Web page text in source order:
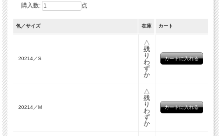
購入数: 点
色／サイズ 在庫 カート
20214／S
△
残
り
わ
ず
か
20214／M
△
残
り
わ
ず
か